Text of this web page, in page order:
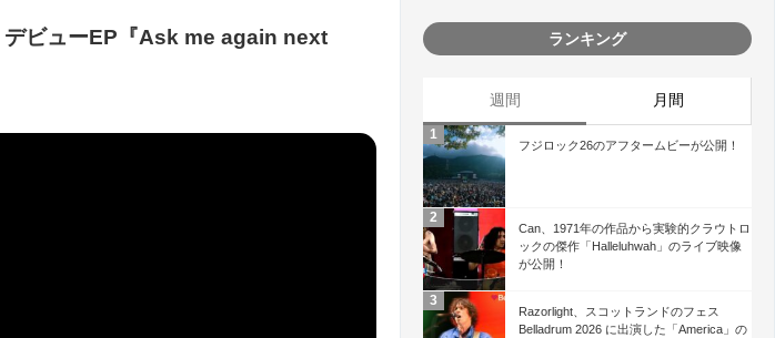
デビューEP『Ask me again next
ランキング
週間 月間
フジロック26のアフタームビーが公開！
Can、1971年の作品から実験的クラウトロ
ックの傑作「Halleluhwah」のライブ映像
が公開！
Razorlight、スコットランドのフェス
Belladrum 2026 に出演した「America」の